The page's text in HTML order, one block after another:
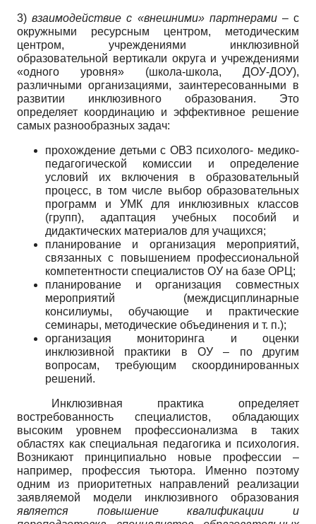
3)взаимодействие с «внешними» партнерами– с
окружными ресурсным центром, методическим
центром, учреждениями инклюзивной
образовательной вертикали округа и учреждениями
«одного уровня» (школа-школа, ДОУ-ДОУ),
различными организациями, заинтересованными в
развитии инклюзивного образования. Это
определяет координацию и эффективное решение
самых разнообразных задач:
прохождение детьми с ОВЗ психолого- медико-
педагогической комиссии и определение
условий их включения в образовательный
процесс, в том числе выбор образовательных
программ и УМК для инклюзивных классов
(групп), адаптация учебных пособий и
дидактических материалов для учащихся;
планирование и организация мероприятий,
связанных с повышением профессиональной
компетентности специалистов ОУ на базе ОРЦ;
планирование и организация совместных
мероприятий (междисциплинарные
консилиумы, обучающие и практические
семинары, методические объединения и т. п.);
организация мониторинга и оценки
инклюзивной практики в ОУ – по другим
вопросам, требующим скоординированных
решений.
Инклюзивная практика определяет
востребованность специалистов, обладающих
высоким уровнем профессионализма в таких
областях как специальная педагогика и психология.
Возникают принципиально новые профессии –
например, профессия тьютора. Именно поэтому
одним из приоритетных направлений реализации
заявляемой модели инклюзивного образования
является повышение квалификации и